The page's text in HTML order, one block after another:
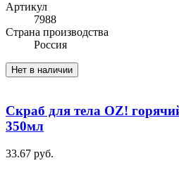
Артикул
7988
Cтрана производства
Россия
Нет в наличии
Скраб для тела OZ!
350мл
33.67 руб.